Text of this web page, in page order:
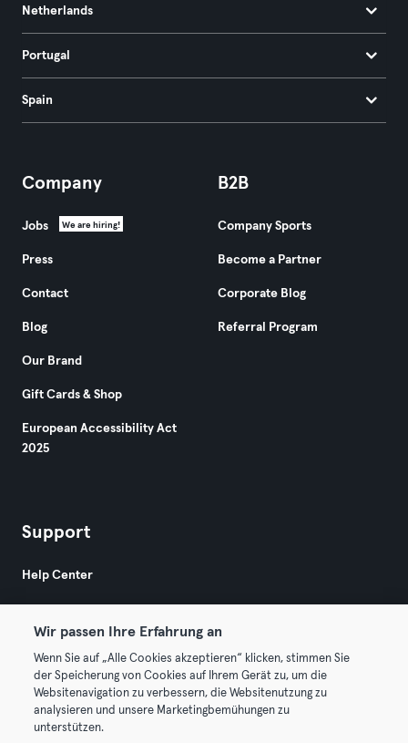
Netherlands
Portugal
Spain
Company
Jobs We are hiring!
Press
Contact
Blog
Our Brand
Gift Cards & Shop
European Accessibility Act
2025
B2B
Company Sports
Become a Partner
Corporate Blog
Referral Program
Support
Help Center
© 2026 Urban Sports Group GmbH. All rights reserved.
Terms & Conditions
Wir passen Ihre Erfahrung an
Wenn Sie auf „Alle Cookies akzeptieren“ klicken, stimmen Sie
der Speicherung von Cookies auf Ihrem Gerät zu, um die
Websitenavigation zu verbessern, die Websitenutzung zu
analysieren und unsere Marketingbemühungen zu
unterstützen.